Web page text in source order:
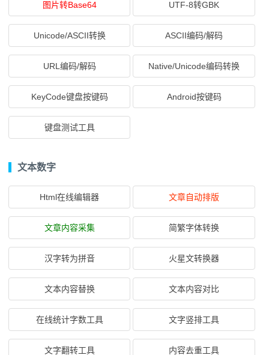
图片转Base64 UTF-8转GBK
Unicode/ASCII转换 ASCII编码/解码
URL编码/解码 Native/Unicode编码转换
KeyCode键盘按键码 Android按键码
键盘测试工具
文本数字
Html在线编辑器 文章自动排版
文章内容采集 简繁字体转换
汉字转为拼音 火星文转换器
文本内容替换 文本内容对比
在线统计字数工具 文字竖排工具
文字翻转工具 内容去重工具